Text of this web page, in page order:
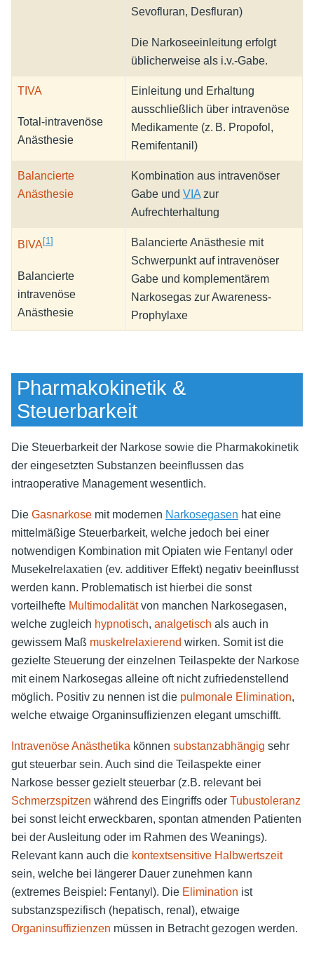
Sevofluran, Desfluran)
Die Narkoseeinleitung erfolgt
üblicherweise als i.v.-Gabe.
TIVA
Total-intravenöse
Anästhesie
Einleitung und Erhaltung
ausschließlich über intravenöse
Medikamente (z. B. Propofol,
Remifentanil)
Balancierte
Anästhesie
Kombination aus intravenöser
Gabe und VIA zur
Aufrechterhaltung
BIVA [1 ]
Balancierte
intravenöse
Anästhesie
Balancierte Anästhesie mit
Schwerpunkt auf intravenöser
Gabe und komplementärem
Narkosegas zur Awareness-
Prophylaxe
Pharmakokinetik &
Steuerbarkeit
Die Steuerbarkeit der Narkose sowie die Pharmakokinetik
der eingesetzten Substanzen beeinflussen das
intraoperative Management wesentlich.
Die Gasnarkose mit modernen Narkosegasen hat eine
mittelmäßige Steuerbarkeit, welche jedoch bei einer
notwendigen Kombination mit Opiaten wie Fentanyl oder
Musekelrelaxatien (ev. additiver Effekt) negativ beeinflusst
werden kann. Problematisch ist hierbei die sonst
vorteilhefte Multimodalitätvon manchen Narkosegasen,
welche zugleich hypnotisch, analgetisch als auch in
gewissem Maß muskelrelaxierend wirken. Somit ist die
gezielte Steuerung der einzelnen Teilaspekte der Narkose
mit einem Narkosegas alleine oft nicht zufriedenstellend
möglich. Positiv zu nennen ist die pulmonale Elimination,
welche etwaige Organinsuffizienzen elegant umschifft.
Intravenöse Anästhetika können substanzabhängig sehr
gut steuerbar sein. Auch sind die Teilaspekte einer
Narkose besser gezielt steuerbar (z.B. relevant bei
Schmerzspitzen während des Eingriffs oder Tubustoleranz
bei sonst leicht erweckbaren, spontan atmenden Patienten
bei der Ausleitung oder im Rahmen des Weanings).
Relevant kann auch die kontextsensitive Halbwertszeit
sein, welche bei längerer Dauer zunehmen kann
(extremes Beispiel: Fentanyl). Die Elimination ist
substanzspezifisch (hepatisch, renal), etwaige
Organinsuffizienzen müssen in Betracht gezogen werden.